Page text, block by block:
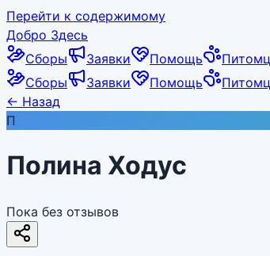
Перейти к содержимому
Добро Здесь
Сборы
Заявки Помощь
Сборы
Заявки Помощь
← Назад
П
Полина Ходус
Пока без отзывов